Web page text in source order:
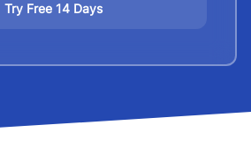
Try Free 14 Days